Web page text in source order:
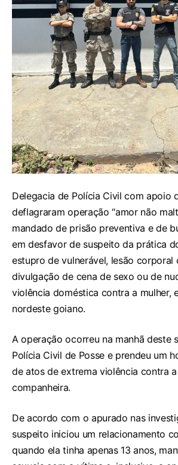
Delegacia de Polícia Civil com apoio
deflagraram operação “amor não
mandado de prisão preventiva e de
em desfavor de suspeito da prática
estupro de vulnerável, lesão corporal
divulgação de cena de sexo ou de
violência doméstica contra a mulher,
nordeste goiano.
A operação ocorreu na manhã deste
Polícia Civil de Posse e prendeu um
de atos de extrema violência contra
companheira.
De acordo com o apurado nas
suspeito iniciou um relacionamento
quando ela tinha apenas 13 anos,